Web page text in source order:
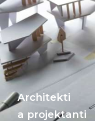
Architekti
a projektanti